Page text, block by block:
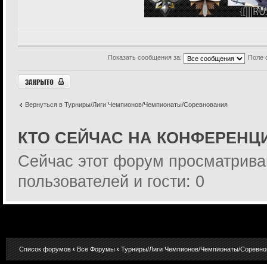
Показать сообщения за: Поле
Закрыто
Вернуться в Турниры/Лиги Чемпионов/Чемпионаты/Соревнования
КТО СЕЙЧАС НА
Сейчас этот форум
пользователей и гости: 0
Список форумов ‹ Все Форумы ‹ Турниры/Лиги Чемпионов/Чемпионаты/